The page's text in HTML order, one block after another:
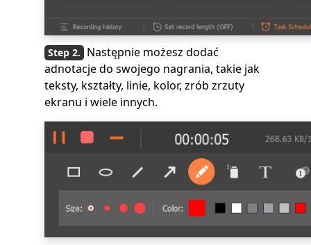
Następnie możesz dodać
adnotacje do swojego nagrania, takie jak
teksty, kształty, linie, kolor, zrób zrzuty
ekranu i wiele innych.